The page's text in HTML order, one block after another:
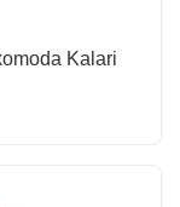
Kalari